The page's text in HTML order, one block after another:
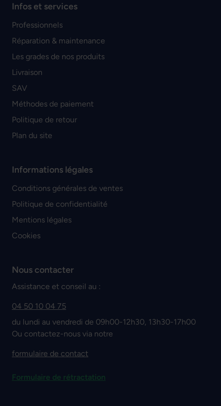
Infos et services
Professionnels
Réparation & maintenance
Les grades de nos produits
Livraison
SAV
Méthodes de paiement
Politique de retour
Plan du site
Informations légales
Conditions générales de ventes
Politique de confidentialité
Mentions légales
Cookies
Nous contacter
Assistance et conseil au :
04 50 10 04 75
du lundi au vendredi de 09h00-12h30, 13h30-17h00
Ou contactez-nous via notre
formulaire de contact
Formulaire de rétractation